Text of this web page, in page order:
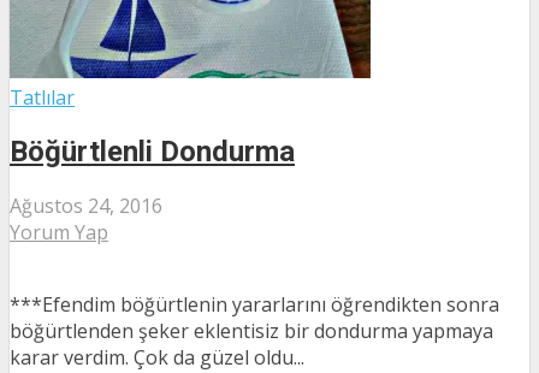
Tatlılar
Böğürtlenli Dondurma
Ağustos 24, 2016
Yorum Yap
***Efendim böğürtlenin yararlarını öğrendikten sonra
böğürtlenden şeker eklentisiz bir dondurma yapmaya
karar verdim. Çok da güzel oldu...